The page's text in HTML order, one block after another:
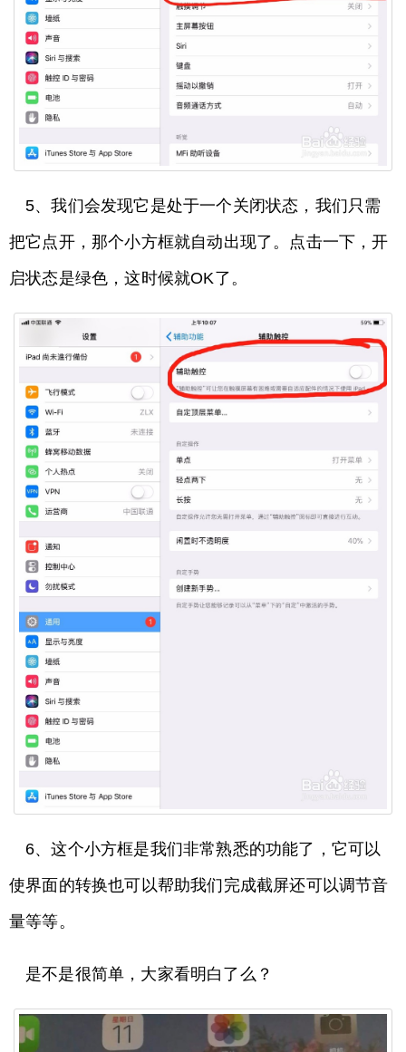
5、我们会发现它是处于一个关闭状态，我们只需
把它点开，那个小方框就自动出现了。点击一下，开
启状态是绿色，这时候就OK了。
6、这个小方框是我们非常熟悉的功能了，它可以
使界面的转换也可以帮助我们完成截屏还可以调节音
量等等。
是不是很简单，大家看明白了么？